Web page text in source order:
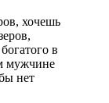
хочешь
в
мужчине
нет